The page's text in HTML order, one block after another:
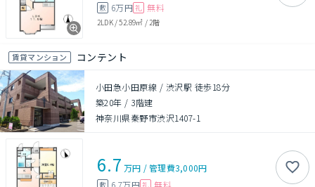
敷 6万円 礼 無料
2LDK/52.89㎡ / 2階
賃貸マンション コンテント
小田急小田原線 / 渋沢駅 徒歩18分
築20年 / 3階建
神奈川県秦野市渋沢1407-1
6.7 万円 /管理費3,000円
敷 6.7万円 礼 無料